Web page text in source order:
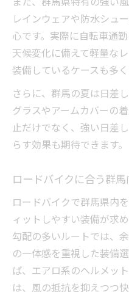
群馬の地形を活
法
ロードバイクで
群馬自転車通勤
利点
自転車通勤を楽
用法
非課税通勤手当も視
自転車通勤と通
イント
非課税通勤手当
方法
自転車通勤で得
会社規定を守っ
レインウェアや防水シュ
心です。実際に自転車通
天候変化に備えて軽量な
装備しているケースも多く
さらに、群馬の夏は日差
グラスやアームカバーの
止だけでなく、強い日差
らす効果も期待できます。
ロードバイクに合う群
ロードバイクで群馬県内
ィットしやすい装備が求
勾配の多いルートでは、
の一体感を重視した装備
ば、エアロ系のヘルメッ
は、風の抵抗を抑えつつ